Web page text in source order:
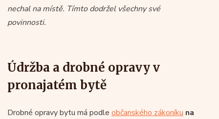
nechal na místě. Tímto dodržel všechny své
povinnosti.
Údržba a drobné opravy v
pronajatém bytě
Drobné opravy bytu má podle občanského zákoníku na